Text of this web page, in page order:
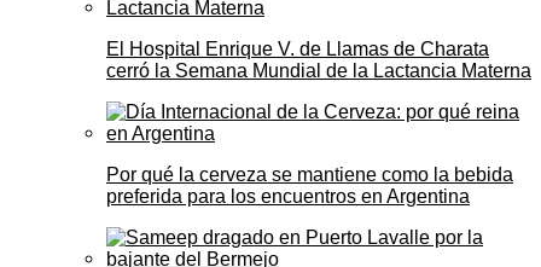
El Hospital Enrique V. de Llamas de Charata
cerró la Semana Mundial de la Lactancia Materna
Por qué la cerveza se mantiene como la bebida
preferida para los encuentros en Argentina